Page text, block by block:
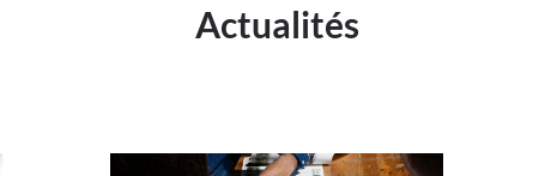
Actualités